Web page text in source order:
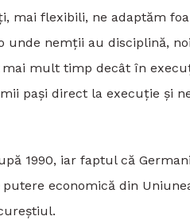
mai flexibili, ne adaptăm
unde nemții au disciplină,
mult timp decât în
pași direct la execuție și
1990, iar faptul că
economică din